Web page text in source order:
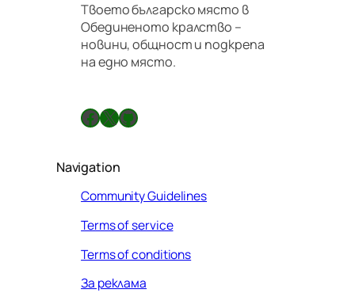
Твоето българско място в
Обединеното кралство –
новини, общност и подкрепа
на едно място.
Facebook X GitHub
Navigation
Community Guidelines
Terms of service
Terms of conditions
За реклама